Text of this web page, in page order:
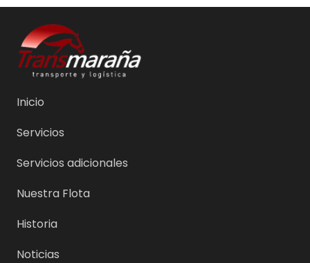
Inicio
Servicios
Servicios adicionales
Nuestra Flota
Historia
Noticias